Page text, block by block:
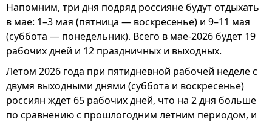
Напомним, три дня подряд россияне будут отдыхать
в мае: 1–3 мая (пятница — воскресенье) и 9–11 мая
(суббота — понедельник). Всего в мае-2026 будет 19
рабочих дней и 12 праздничных и выходных.
Летом 2026 года при пятидневной рабочей неделе с
двумя выходными днями (суббота и воскресенье)
россиян ждет 65 рабочих дней, что на 2 дня больше
по сравнению с прошлогодним летним периодом, и